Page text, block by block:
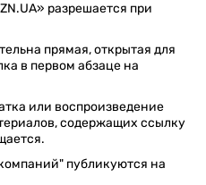
разрешается при
прямая, открытая для
в первом абзаце на
или воспроизведение
содержащих ссылку
публикуются на